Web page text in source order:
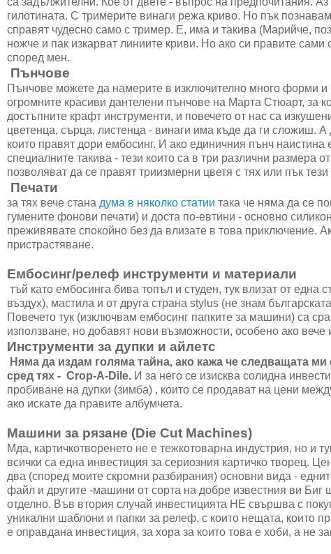
гилотината. С тримерите винаги режа криво. Но пък
справят чудесно само с тример. Е, има и такива (Марийче,
ножче и пак изкарват линиите криви. Но ако си правите
според мен.
Пънчове
Пънчове можете да намерите в изключително много форми
огромните красиви дантелени пънчове на Марта Стюарт, за
достъпните крафт инструменти, и повечето от нас са
цветенца, сърца, листенца - винаги има къде да ги сложиш.
които правят дори ембосинг. И ако единичния пънч
специалните такива - тези които са в три различни размера
позволяват да се правят триизмерни цветя с тях или пък
Печати
за тях вече стана дума в няколко статии така че няма да се
гумените фонови печати) и доста по-евтини - основно
преживявате спокойно без да влизате в това приключение.
пристрастяване.
Ембосинг/релеф инструменти и материали
тъй като ембосинга бива топъл и студен, тук влизат от
въздух), мастила и от друга страна stylus (не знам
Повечето тук (изключвам ембосинг папките за машини) са
използване, но добавят нови възможности, особено ако вече
Инструменти за дупки и айлетс
Няма да издам голяма тайна, ако кажа че следващата
сред тях - Crop-A-Dile. И за него се изисква солидна
пробиване на дупки (зимба) , които се продават на цени
ако искате да правите албумчета.
Машини за рязане (Die Cut Machines)
Мда, картичкотворенето не е тежкотоварна индустрия, но и
всички са една инвестиция за сериозния картичко творец.
два (според моите скромни разбирания) основни вида -
файл и другите -машини от сорта на добре известния ви Биг
отделно. Във втория случай инвестицията НЕ свършва с
уникални шаблони и папки за релеф, с които нещата, които
е оправдана инвестиция, за хора за които това е хоби, а не